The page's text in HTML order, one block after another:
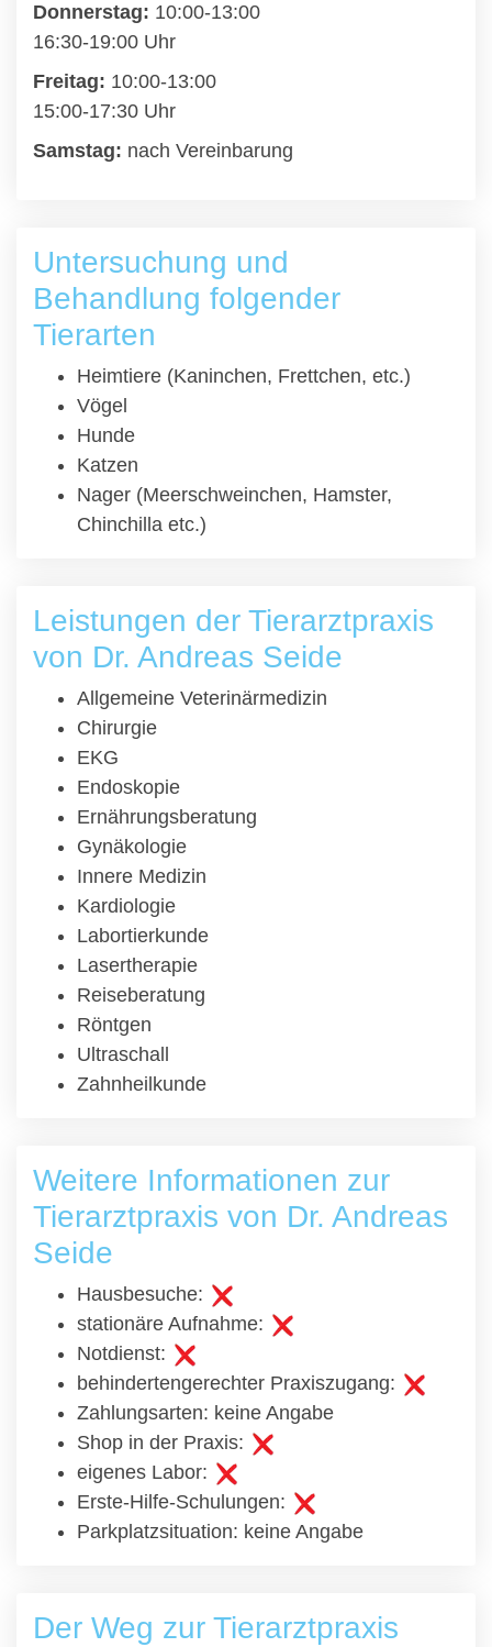
Donnerstag: 10:00-13:00
16:30-19:00 Uhr
Freitag: 10:00-13:00
15:00-17:30 Uhr
Samstag: nach Vereinbarung
Untersuchung und
Behandlung folgender
Tierarten
Heimtiere (Kaninchen, Frettchen, etc.)
Vögel
Hunde
Katzen
Nager (Meerschweinchen, Hamster,
Chinchilla etc.)
Leistungen der Tierarztpraxis
von Dr. Andreas Seide
Allgemeine Veterinärmedizin
Chirurgie
EKG
Endoskopie
Ernährungsberatung
Gynäkologie
Innere Medizin
Kardiologie
Labortierkunde
Lasertherapie
Reiseberatung
Röntgen
Ultraschall
Zahnheilkunde
Weitere Informationen zur
Tierarztpraxis von Dr. Andreas
Seide
Hausbesuche:
stationäre Aufnahme:
Notdienst:
behindertengerechter Praxiszugang:
Zahlungsarten: keine Angabe
Shop in der Praxis:
eigenes Labor:
Erste-Hilfe-Schulungen:
Parkplatzsituation: keine Angabe
Der Weg zur Tierarztpraxis